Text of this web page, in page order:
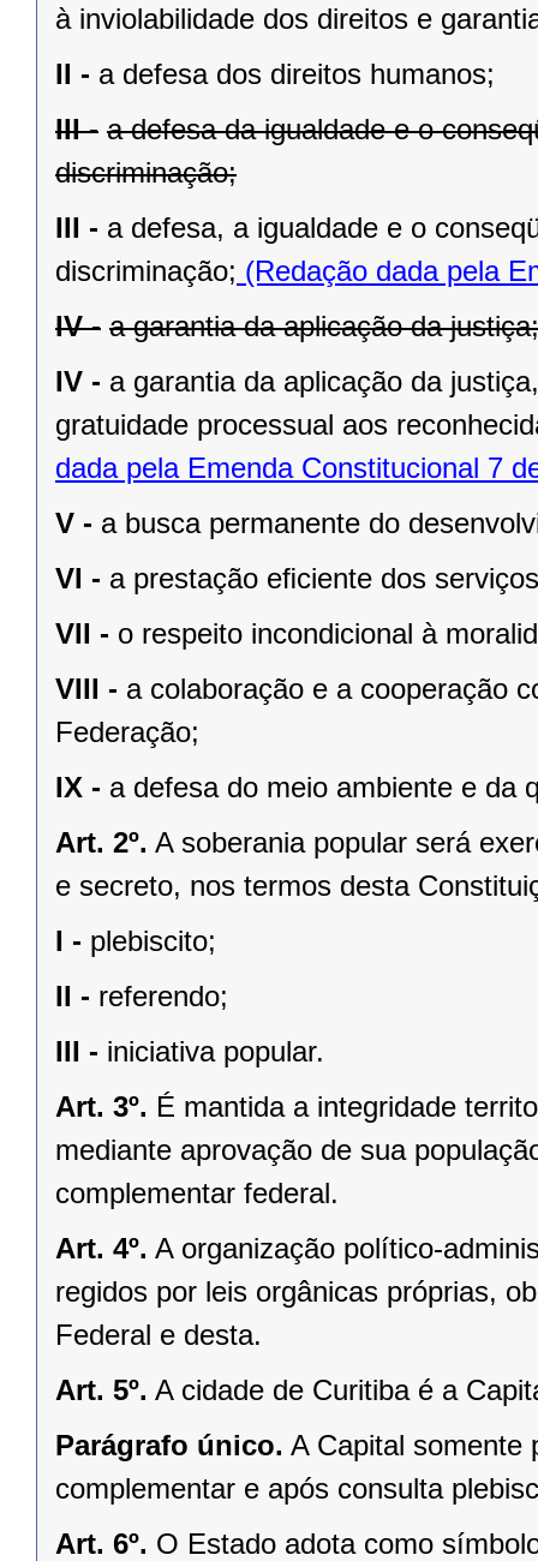
à inviolabilidade dos direitos e
II - a defesa dos direitos humanos;
III - a defesa da igualdade e o
discriminação;
III - a defesa, a igualdade e o
discriminação; (Redação dada pela
IV - a garantia da aplicação da justiça;
IV - a garantia da aplicação da
gratuidade processual aos
dada pela Emenda Constitucional 7
V - a busca permanente do
VI - a prestação eﬁciente dos
VII - o respeito incondicional à
VIII - a colaboração e a cooperação
Federação;
IX - a defesa do meio ambiente e da
Art. 2º. A soberania popular será
e secreto, nos termos desta
I - plebiscito;
II - referendo;
III - iniciativa popular.
Art. 3º. É mantida a integridade
mediante aprovação de sua
complementar federal.
Art. 4º. A organização político-
regidos por leis orgânicas próprias,
Federal e desta.
Art. 5º. A cidade de Curitiba é a
Parágrafo único. A Capital somente
complementar e após consulta
Art. 6º. O Estado adota como